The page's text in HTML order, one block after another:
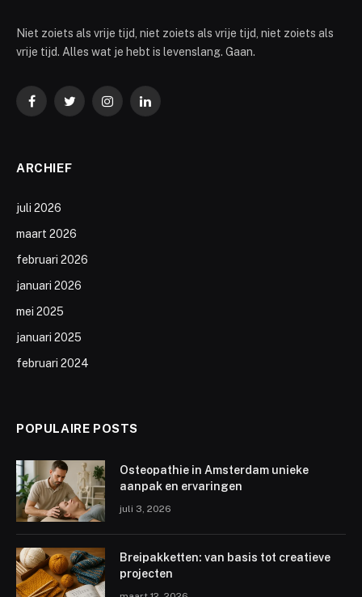
Niet zoiets als vrije tijd, niet zoiets als vrije tijd, niet zoiets als
vrije tijd. Alles wat je hebt is levenslang. Gaan.
FacebookTwitterInstagramLinkedIn
ARCHIEF
juli 2026
maart 2026
februari 2026
januari 2026
mei 2025
januari 2025
februari 2024
POPULAIRE POSTS
Osteopathie in Amsterdam unieke
aanpak en ervaringen
juli 3, 2026
Breipakketten: van basis tot creatieve
projecten